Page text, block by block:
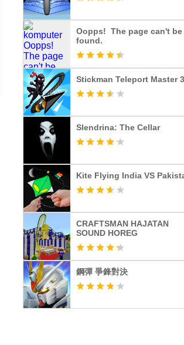
Oopps! The page can't be
found.
Stickman Teleport Master
Slendrina: The Cellar
Kite Flying India VS
CRAFTSMAN HAJATAN
SOUND HOREG
鋼彈 爭鋒對決